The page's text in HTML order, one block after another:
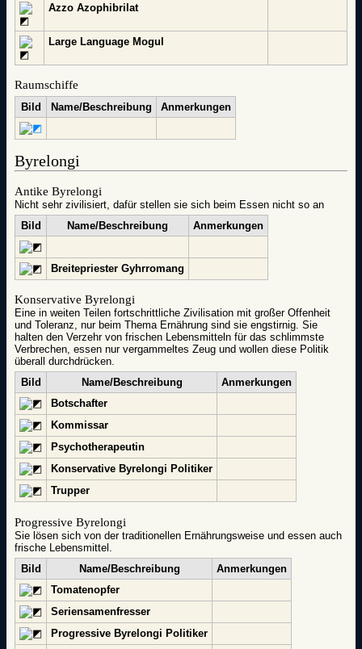
Azzo Azophibrilat
Large Language Mogul
Raumschiffe
Bild Name/Beschreibung Anmerkungen
Byrelongi
Antike Byrelongi
Nicht sehr zivilisiert, dafür stellen sie sich beim Essen nicht so an
Bild
Name/Beschreibung Anmerkungen
Breitepriester Gyhrromang
Konservative Byrelongi
Eine in weiten Teilen fortschrittliche Zivilisation mit großer Offenheit
und Toleranz, nur beim Thema Ernährung sind sie engstirnig. Sie
halten den Verzehr von frischen Lebensmitteln für das schlimmste
Verbrechen, essen nur vergammeltes Zeug und wollen diese Politik
überall durchdrücken.
Bild
Name/Beschreibung
Anmerkungen
Botschafter
Kommissar
Psychotherapeutin
Konservative Byrelongi Politiker
Trupper
Progressive Byrelongi
Sie lösen sich von der traditionellen Ernährungsweise und essen auch
frische Lebensmittel.
Bild
Name/Beschreibung
Anmerkungen
Tomatenopfer
Seriensamenfresser
Progressive Byrelongi Politiker